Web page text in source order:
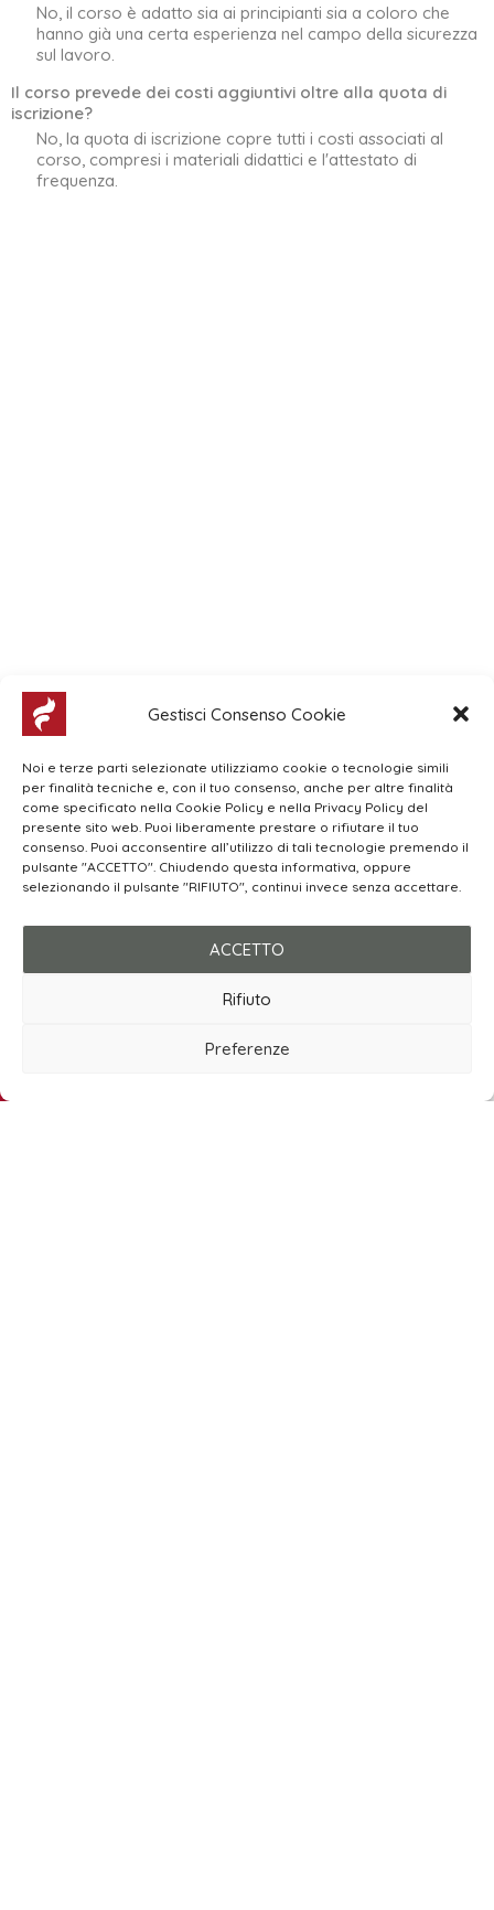
Gestisci Consenso Cookie
Noi e terze parti selezionate utilizziamo cookie o tecnologie simili
per finalità tecniche e, con il tuo consenso, anche per altre finalità
come specificato nella Cookie Policy e nella Privacy Policy del
presente sito web. Puoi liberamente prestare o rifiutare il tuo
consenso. Puoi acconsentire all’utilizzo di tali tecnologie premendo il
pulsante "ACCETTO". Chiudendo questa informativa, oppure
selezionando il pulsante "RIFIUTO", continui invece senza accettare.
ACCETTO
Rifiuto
Preferenze
No, il corso è adatto sia ai principianti sia a coloro che
hanno già una certa esperienza nel campo della sicurezza
sul lavoro.
Il corso prevede dei costi aggiuntivi oltre alla quota di
iscrizione?
No, la quota di iscrizione copre tutti i costi associati al
corso, compresi i materiali didattici e l'attestato di
frequenza.